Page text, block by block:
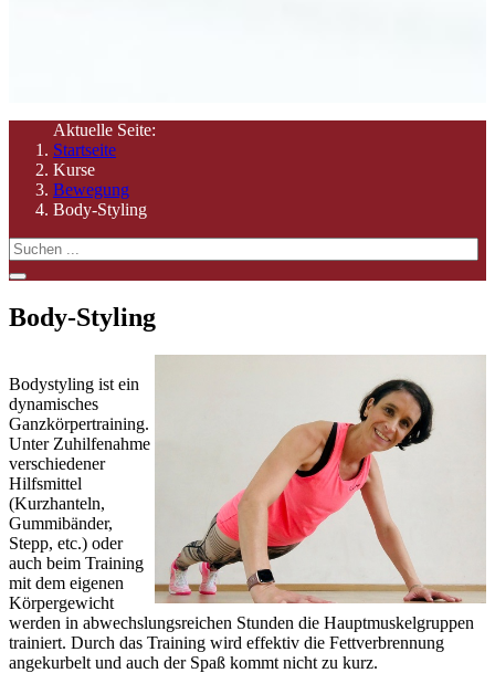
Aktuelle Seite:
Startseite
Kurse
Bewegung
Body-Styling
Body-Styling
Bodystyling ist ein
dynamisches
Ganzkörpertraining.
Unter Zuhilfenahme
verschiedener
Hilfsmittel
(Kurzhanteln,
Gummibänder,
Stepp, etc.) oder
auch beim Training
mit dem eigenen
Körpergewicht
werden in abwechslungsreichen Stunden die Hauptmuskelgruppen
trainiert. Durch das Training wird effektiv die Fettverbrennung
angekurbelt und auch der Spaß kommt nicht zu kurz.